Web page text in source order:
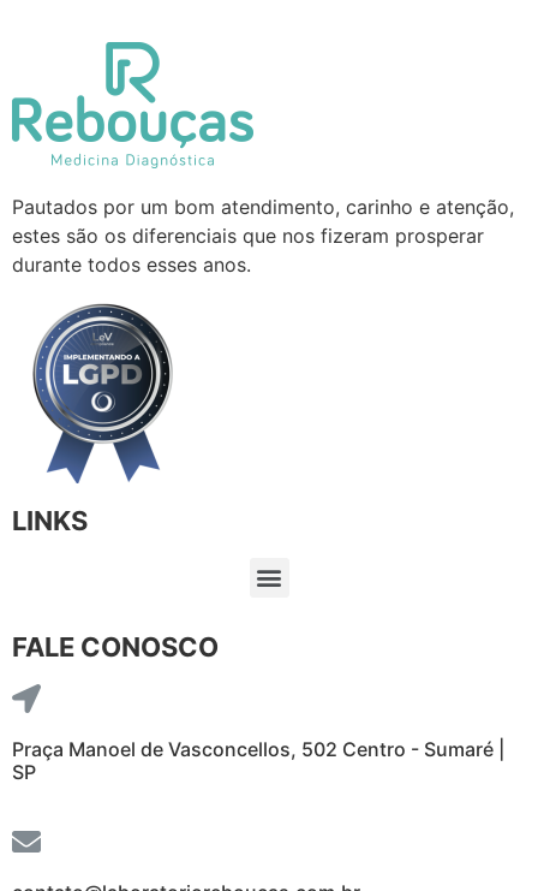
Pautados por um bom atendimento, carinho e atenção,
estes são os diferenciais que nos fizeram prosperar
durante todos esses anos.
LINKS
FALE CONOSCO
Praça Manoel de Vasconcellos, 502 Centro - Sumaré |
SP